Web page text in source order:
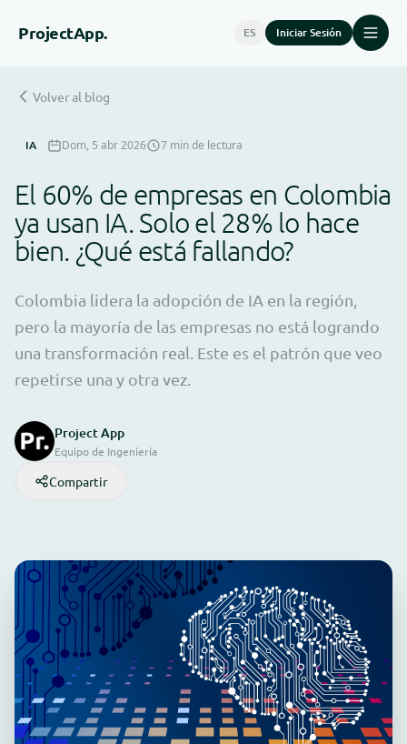
ProjectApp. ES Iniciar Sesión
Volver al blog
IA Dom, 5 abr 2026 7 min de lectura
El 60% de empresas en Colombia
ya usan IA. Solo el 28% lo hace
bien. ¿Qué está fallando?
Colombia lidera la adopción de IA en la región,
pero la mayoría de las empresas no está logrando
una transformación real. Este es el patrón que veo
repetirse una y otra vez.
Project App
Equipo de Ingeniería
Compartir